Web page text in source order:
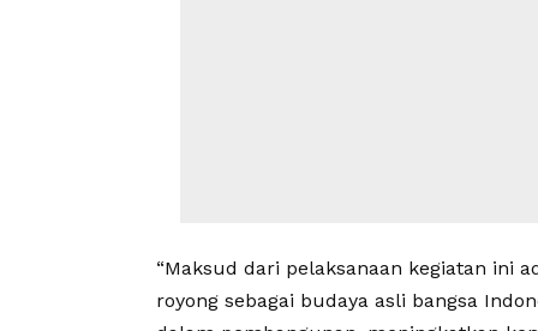
“Maksud dari pelaksanaan kegiatan ini
royong sebagai budaya asli bangsa